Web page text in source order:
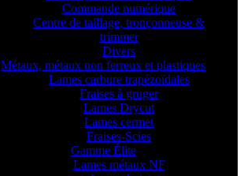
Commande numérique
Centre de taillage, tronçonneuse &
trimmer
Divers
Métaux, métaux non ferreux et plastiques
Lames carbure trapézoïdales
Fraises à gruger
Lames Drycut
Lames cermet
Fraises-Scies
Gamme Élite
Lames métaux NF